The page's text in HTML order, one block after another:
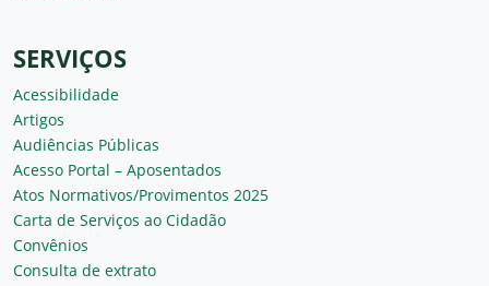
SERVIÇOS
Acessibilidade
Artigos
Audiências Públicas
Acesso Portal – Aposentados
Atos Normativos/Provimentos 2025
Carta de Serviços ao Cidadão
Convênios
Consulta de extrato